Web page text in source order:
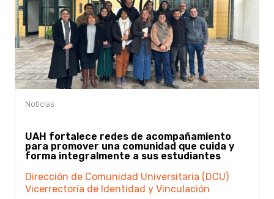
UAH fortalece redes de acompañamiento
para promover una comunidad que cuida y
forma integralmente a sus estudiantes
Dirección de Comunidad Universitaria (DCU)
Vicerrectoría de Identidad y Vinculación